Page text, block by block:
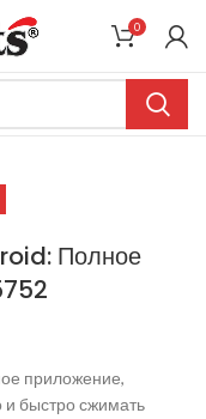
0
Полное
приложение,
и быстро сжимать